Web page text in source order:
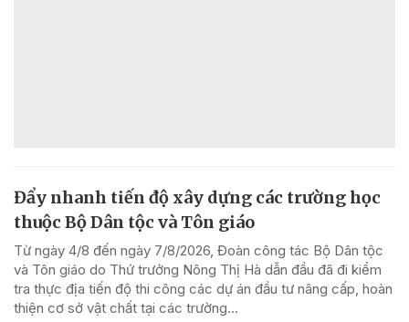
Đẩy nhanh tiến độ xây dựng các trường học
thuộc Bộ Dân tộc và Tôn giáo
Từ ngày 4/8 đến ngày 7/8/2026, Đoàn công tác Bộ Dân tộc
và Tôn giáo do Thứ trưởng Nông Thị Hà dẫn đầu đã đi kiểm
tra thực địa tiến độ thi công các dự án đầu tư nâng cấp, hoàn
thiện cơ sở vật chất tại các trường...